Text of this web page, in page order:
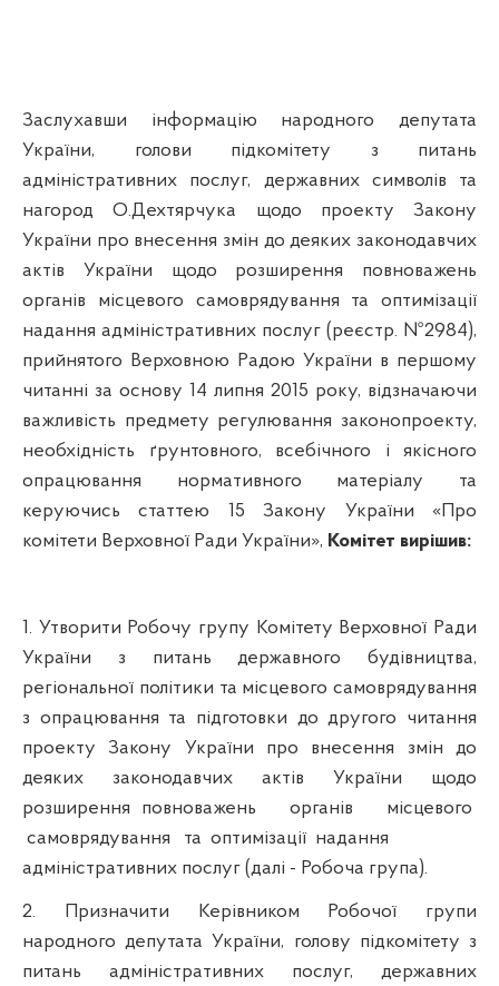
Заслухавши інформацію народного депутата
України, голови підкомітету з питань
адміністративних послуг, державних символів та
нагород О.Дехтярчука щодо проекту Закону
України про внесення змін до деяких законодавчих
актів України щодо розширення повноважень
органів місцевого самоврядування та оптимізації
надання адміністративних послуг (реєстр. №2984),
прийнятого Верховною Радою України в першому
читанні за основу 14 липня 2015 року, відзначаючи
важливість предмету регулювання законопроекту,
необхідність ґрунтовного, всебічного і якісного
опрацювання нормативного матеріалу та
керуючись статтею 15 Закону України «Про
комітети Верховної Ради України», Комітет вирішив:
1. Утворити Робочу групу Комітету Верховної Ради
України з питань державного будівництва,
регіональної політики та місцевого самоврядування
з опрацювання та підготовки до другого читання
проекту Закону України про внесення змін до
деяких законодавчих актів України щодо
розширення повноважень
органів
місцевого
самоврядування
та оптимізації надання
адміністративних послуг (далі - Робоча група).
2. Призначити Керівником Робочої групи
народного депутата України, голову підкомітету з
питань адміністративних послуг, державних